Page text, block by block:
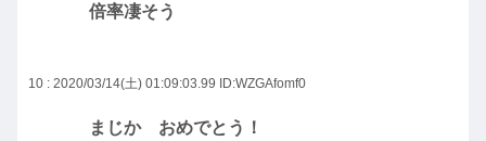
倍率凄そう
10 : 2020/03/14(土) 01:09:03.99 ID:WZGAfomf0
まじか おめでとう！